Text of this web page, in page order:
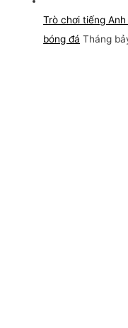
Trò chơi tiếng
bóng đá Tháng